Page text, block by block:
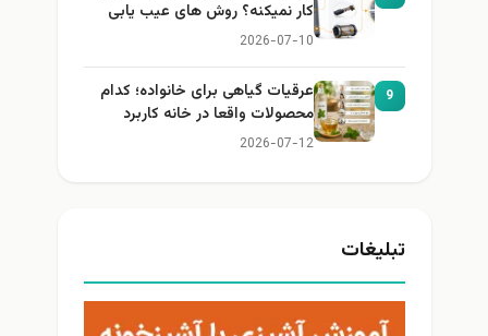
کار نمیکنه؟ روش های عیب یابی
2026-07-10
9
عرقیات گیاهی برای خانواده؛ کدام
محصولات واقعا در خانه کاربرد
دارند؟
2026-07-12
تبلیغات